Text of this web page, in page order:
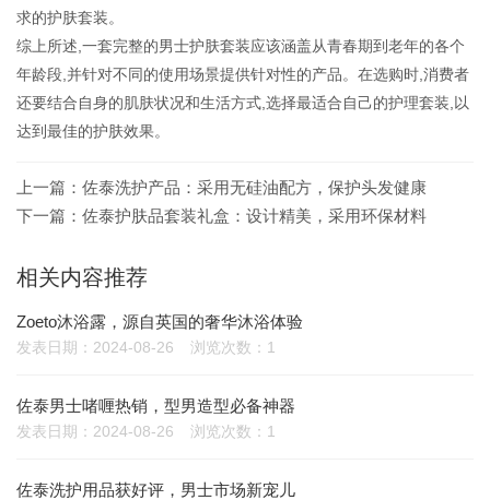
求的护肤套装。
综上所述,一套完整的男士护肤套装应该涵盖从青春期到老年的各个
年龄段,并针对不同的使用场景提供针对性的产品。在选购时,消费者
还要结合自身的肌肤状况和生活方式,选择最适合自己的护理套装,以
达到最佳的护肤效果。
上一篇： 佐泰洗护产品：采用无硅油配方，保护头发健康
下一篇： 佐泰护肤品套装礼盒：设计精美，采用环保材料
相关内容推荐
Zoeto沐浴露，源自英国的奢华沐浴体验
发表日期：2024-08-26 浏览次数：1
佐泰男士啫喱热销，型男造型必备神器
发表日期：2024-08-26 浏览次数：1
佐泰洗护用品获好评，男士市场新宠儿